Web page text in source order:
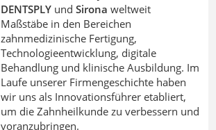
DENTSPLY undSironaweltweit
Maßstäbe in den Bereichen
zahnmedizinische Fertigung,
Technologieentwicklung, digitale
Behandlung und klinische Ausbildung. Im
Laufe unserer Firmengeschichte haben
wir uns als Innovationsführer etabliert,
um die Zahnheilkunde zu verbessern und
voranzubringen.